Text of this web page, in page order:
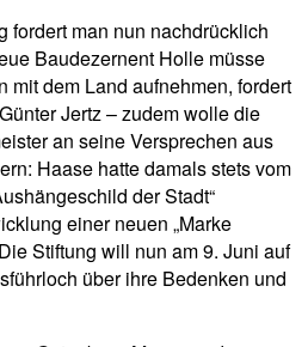
fordert man nun nachdrücklich
Baudezernent Holle müsse
mit dem Land aufnehmen, fordert
Jertz – zudem wolle die
an seine Versprechen aus
Haase hatte damals stets vom
der Stadt“
einer neuen „Marke
Stiftung will nun am 9. Juni auf
über ihre Bedenken und